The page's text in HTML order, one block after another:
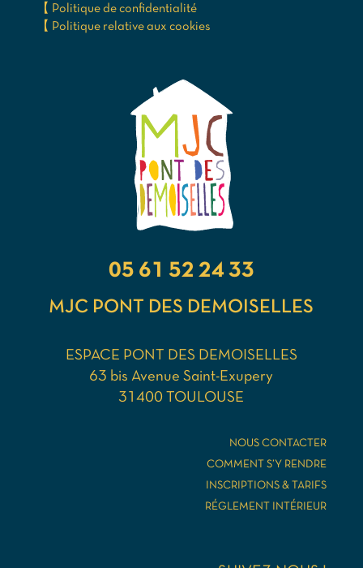
【 Politique de confidentialité
【 Politique relative aux cookies
05 61 52 24 33
MJC PONT DES DEMOISELLES
ESPACE PONT DES DEMOISELLES
63 bis Avenue Saint-Exupery
31400 TOULOUSE
NOUS CONTACTER
COMMENT S’Y RENDRE
INSCRIPTIONS & TARIFS
RÉGLEMENT INTÉRIEUR